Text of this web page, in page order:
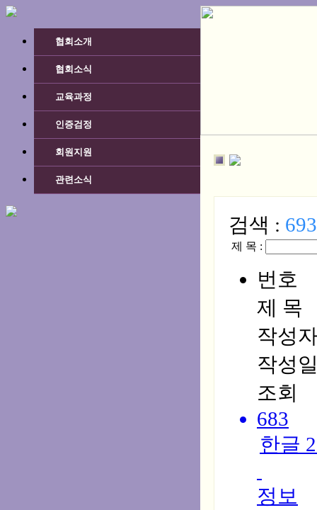
협회소개
협회소식
교육과정
인증검정
회원지원
관련소식
검색 : 693
제 목 :
번호
제 목
작성
작성
조회
683
한글
정보